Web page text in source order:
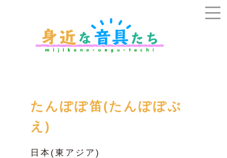
たんぽぽ笛(たんぽぽぶ
え)
日本(東アジア)